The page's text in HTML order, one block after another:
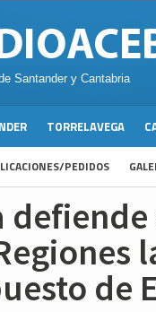
Santander y Cantabria
TORRELAVEGA
PEDIDOS
de